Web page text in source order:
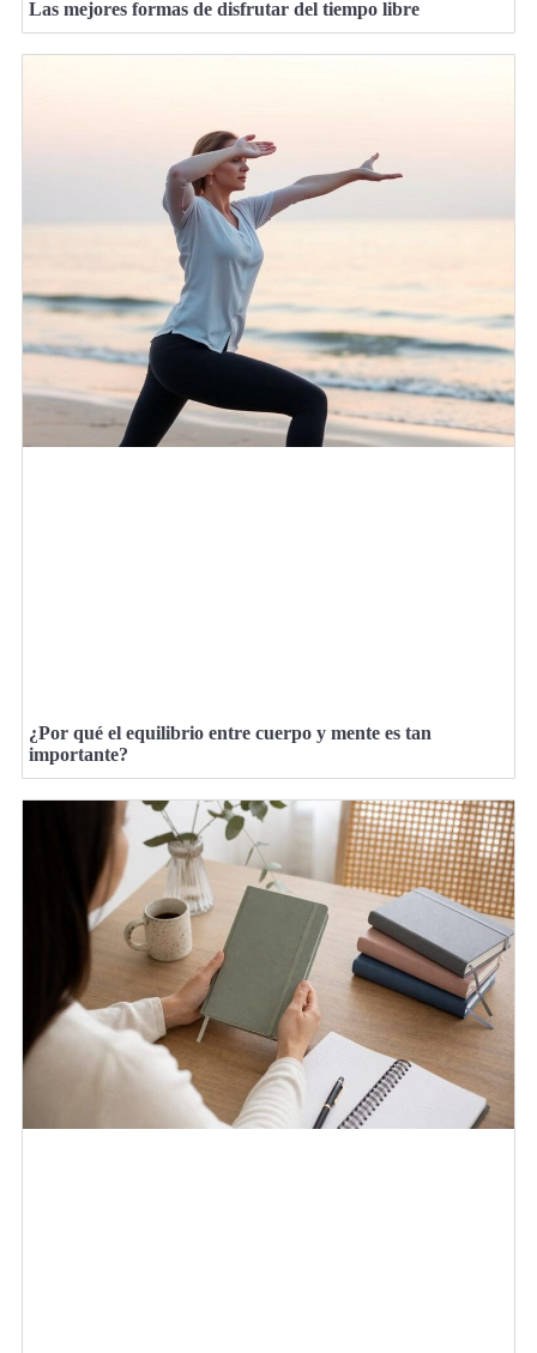
Las mejores formas de disfrutar del tiempo libre
¿Por qué el equilibrio entre cuerpo y mente es tan
importante?